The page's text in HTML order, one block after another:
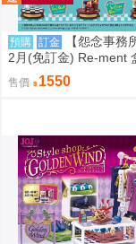
預購 訂金
【怨念事務
2月(免訂金) Re-ment
py 史努比 街角招牌場
0823
售價 1550